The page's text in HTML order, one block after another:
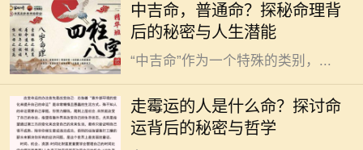
中吉命，普通命？探秘命理背
后的秘密与人生潜能
己的命运与生辰八字联系在一起，其
中“吉”和“凶”是最为常见的分类。而
“中吉命”作为一个特殊的类别，...
走霉运的人是什么命？探讨命
运背后的秘密与哲学
在我们的生活中，总会遇到一些人，
他们似乎总是与霉运相伴，无论是事
业、感情还是健康，似乎都在不断遭
遇挫折和不顺。这样的现象引发了许